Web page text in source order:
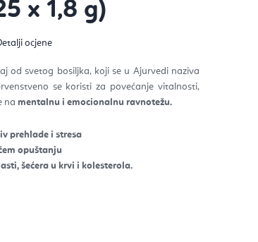
x 1,8 g)
ocjene
od svetog bosiljka, koji se u Ajurvedi naziva
se koristi za povećanje vitalnosti,
namentalnu i emocionalnu ravnotežu.
prehlade i stresa
opuštanju
šećera u krvi i kolesterola.